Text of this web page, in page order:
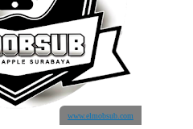
www.elmobsub.com